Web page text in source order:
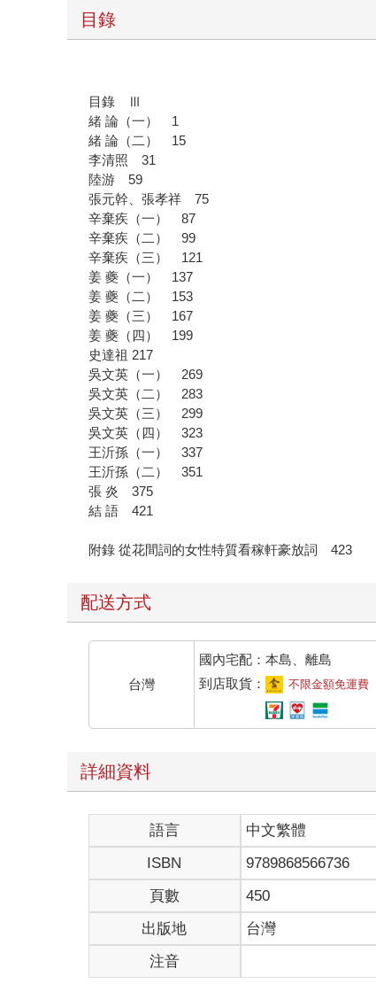
目錄
目錄 Ⅲ
緒 論（一） 1
緒 論（二） 15
李清照 31
陸游 59
張元幹、張孝祥 75
辛棄疾（一） 87
辛棄疾（二） 99
辛棄疾（三） 121
姜 夔（一） 137
姜 夔（二） 153
姜 夔（三） 167
姜 夔（四） 199
史達祖 217
吳文英（一） 269
吳文英（二） 283
吳文英（三） 299
吳文英（四） 323
王沂孫（一） 337
王沂孫（二） 351
張 炎 375
結 語 421
附錄 從花間詞的女性特質看稼軒豪放詞 423
配送方式
台灣
國內宅配：本島、離島
到店取貨：
不限金額免運費
詳細資料
語言 中文繁體
ISBN
9789868566736
頁數
450
出版地
台灣
注音